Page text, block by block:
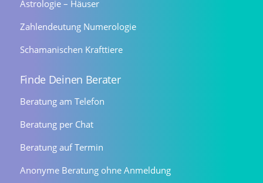
Astrologie – Häuser
Zahlendeutung Numerologie
Schamanischen Krafttiere
Finde Deinen Berater
Beratung am Telefon
Beratung per Chat
Beratung auf Termin
Anonyme Beratung ohne Anmeldung